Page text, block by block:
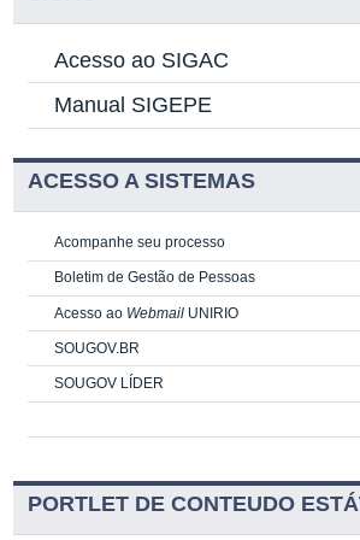
Acesso ao SIGAC
Manual SIGEPE
ACESSO A SISTEMAS
Acompanhe seu processo
Boletim de Gestão de Pessoas
Acesso ao Webmail UNIRIO
SOUGOV.BR
SOUGOV LÍDER
PORTLET DE CONTEUDO